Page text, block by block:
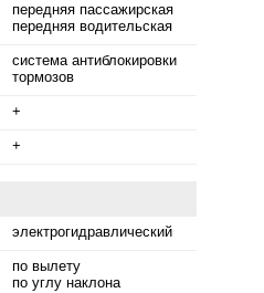
передняя пассажирская
передняя водительская
система антиблокировки
тормозов
+
+
электрогидравлический
по вылету
по углу наклона